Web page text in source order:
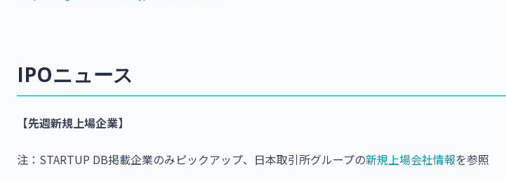
IPOニュース
【先週新規上場企業】
注：STARTUP DB掲載企業のみピックアップ、日本取引所グループの新規上場会社情報を参照